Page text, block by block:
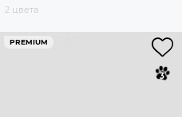
2 цвета
PREMIUM